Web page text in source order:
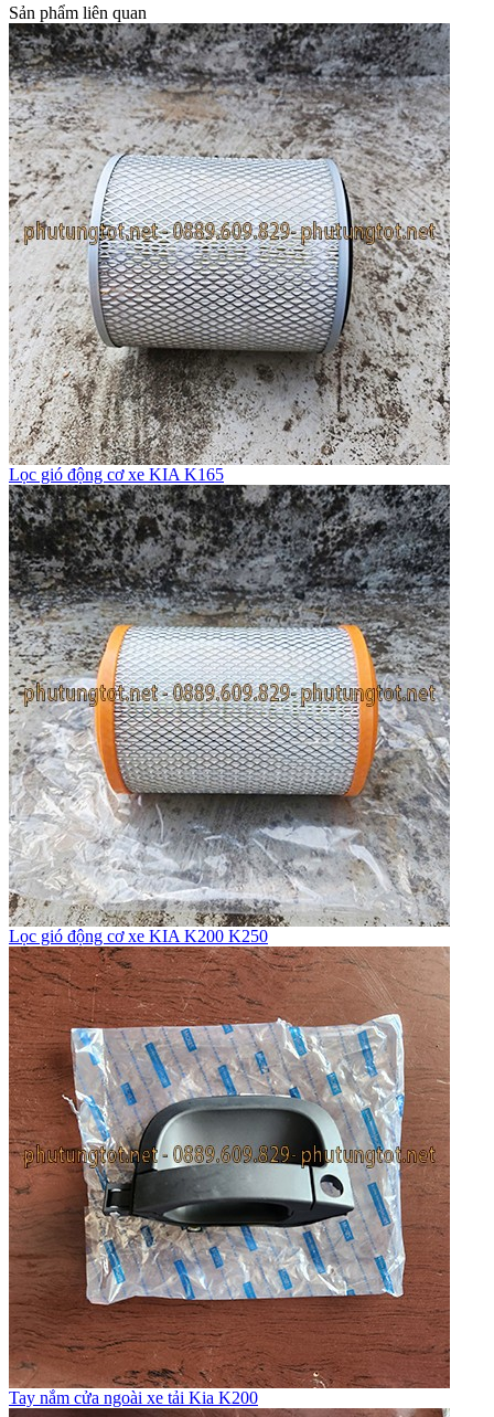
Sản phẩm liên quan
Lọc gió động cơ xe KIA K165
Lọc gió động cơ xe KIA K200 K250
Tay nắm cửa ngoài xe tải Kia K200